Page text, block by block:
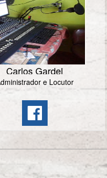
Carlos Gardel
e Locutor